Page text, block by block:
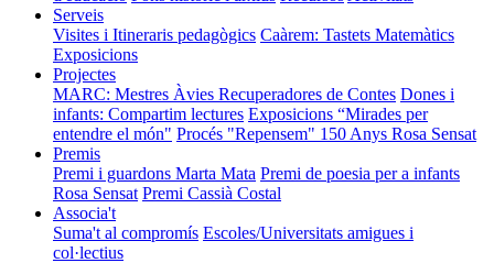
Serveis
Visites i Itineraris pedagògics Caàrem: Tastets Matemàtics
Exposicions
Projectes
MARC: Mestres Àvies Recuperadores de Contes Dones i
infants: Compartim lectures Exposicions “Mirades per
entendre el món" Procés "Repensem" 150 Anys Rosa Sensat
Premis
Premi i guardons Marta Mata Premi de poesia per a infants
Rosa Sensat Premi Cassià Costal
Associa't
Suma't al compromís Escoles/Universitats amigues i
col·lectius